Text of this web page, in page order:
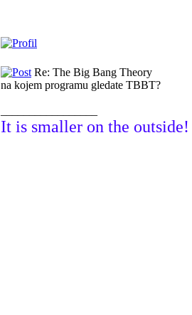
Re: The Big Bang Theory
na kojem programu gledate TBBT?
It is smaller on the outside!